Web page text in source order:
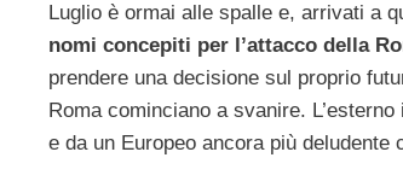
Luglio è ormai alle spalle e, arrivati a
nomi concepiti per l’attacco della
prendere una decisione sul proprio
Roma cominciano a svanire.
e da un Europeo ancora più